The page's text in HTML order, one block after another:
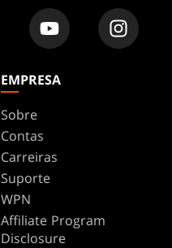
EMPRESA
Sobre
Contas
Carreiras
Suporte
WPN
Affiliate Program
Disclosure